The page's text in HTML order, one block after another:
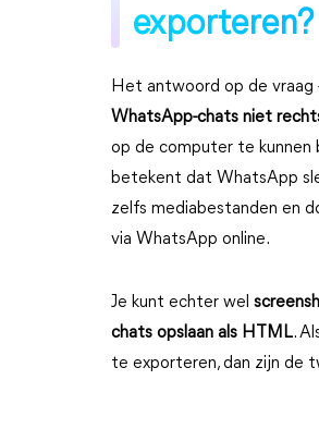
exporteren?
Het antwoord op de vraag
WhatsApp-chats niet
op de computer te kunnen
betekent dat WhatsApp
zelfs mediabestanden en
via WhatsApp online.
Je kunt echter wel
chats opslaan als HTML.
te exporteren, dan zijn de